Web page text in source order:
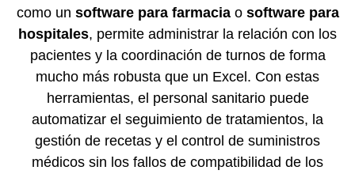
como un software para farmaciao software para
hospitales, permite administrar la relación con los
pacientes y la coordinación de turnos de forma
mucho más robusta que un Excel. Con estas
herramientas, el personal sanitario puede
automatizar el seguimiento de tratamientos, la
gestión de recetas y el control de suministros
médicos sin los fallos de compatibilidad de los